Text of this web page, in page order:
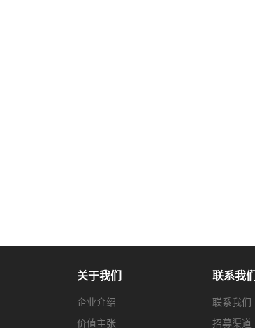
关于我们
企业介绍
价值主张
联系我们
联系我们
招募渠道